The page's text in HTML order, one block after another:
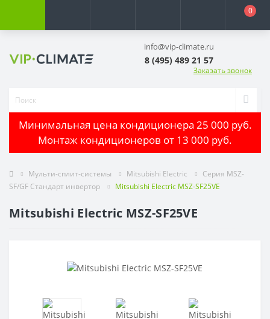
0
info@vip-climate.ru
8 (495) 489 21 57
Заказать звонок
Минимальная цена кондиционера 25 000 руб.
Монтаж кондиционеров от 13 000 руб.
Мульти-сплит-системы Mitsubishi Electric
Серия MSZ-
SF/GF Стандарт инвертор
Mitsubishi Electric MSZ-SF25VE
Mitsubishi Electric MSZ-SF25VE